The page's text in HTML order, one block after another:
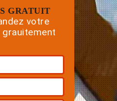
GRATUIT
votre
grauitement